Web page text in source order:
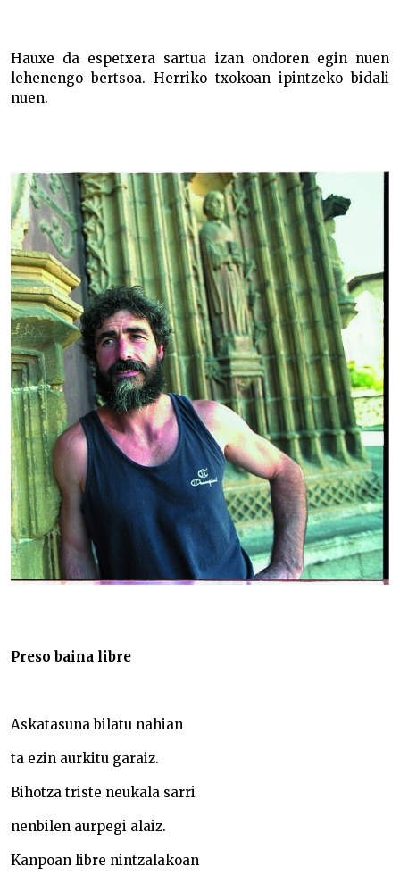
Hauxe da espetxera sartua izan ondoren egin nuen
lehenengo bertsoa. Herriko txokoan ipintzeko bidali
nuen.
Preso baina libre
Askatasuna bilatu nahian
ta ezin aurkitu garaiz.
Bihotza triste neukala sarri
nenbilen aurpegi alaiz.
Kanpoan libre nintzalakoan